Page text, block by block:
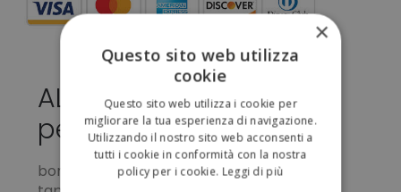
ALUM DRINK 400 da
personalizzare 1,60 €
borraccia alluminio 400ml
×
Questo sito web utilizza
cookie
Questo sito web utilizza i cookie per
migliorare la tua esperienza di navigazione.
Utilizzando il nostro sito web acconsenti a
tutti i cookie in conformità con la nostra
policy per i cookie. Leggi di più